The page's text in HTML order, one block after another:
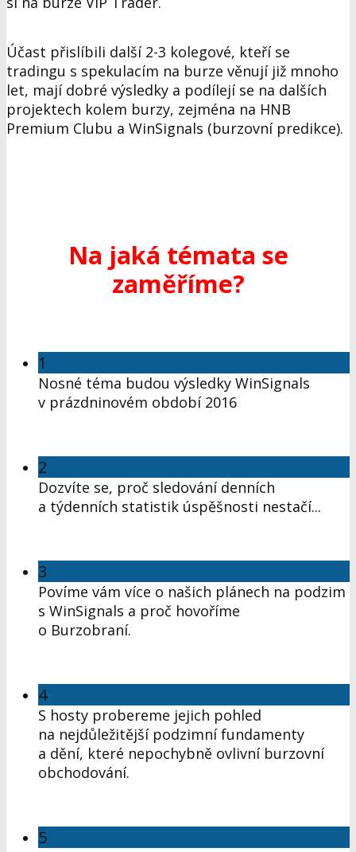
Účast přislíbili další 2-3 kolegové, kteří se
tradingu s spekulacím na burze věnují již mnoho
let, mají dobré výsledky a podílejí se na dalších
projektech kolem burzy, zejména na HNB
Premium Clubu a WinSignals (burzovní predikce).
Na jaká témata se
zaměříme?
1
Nosné téma budou výsledky WinSignals
v prázdninovém období 2016
2
Dozvíte se, proč sledování denních
a týdenních statistik úspěšnosti nestačí...
3
Povíme vám více o našich plánech na podzim
s WinSignals a proč hovoříme
o Burzobraní.
4
S hosty probereme jejich pohled
na nejdůležitější podzimní fundamenty
a dění, které nepochybně ovlivní burzovní
obchodování.
5